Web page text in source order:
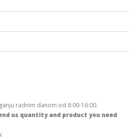
radnim danom od 8:00-16:00.
us quantity and product you need